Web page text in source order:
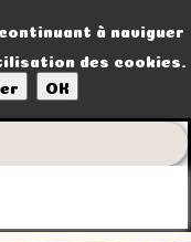
à naviguer
des cookies.
OK